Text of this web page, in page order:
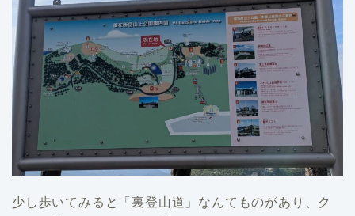
少し歩いてみると「裏登山道」なんてものがあり、ク